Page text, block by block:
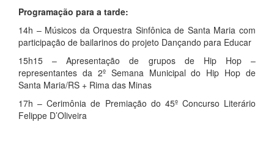
Programação para a tarde:
14h – Músicos da Orquestra Sinfônica de Santa Maria com
participação de bailarinos do projeto Dançando para Educar
15h15 – Apresentação de grupos de Hip Hop –
representantes da 2º Semana Municipal do Hip Hop de
Santa Maria/RS + Rima das Minas
17h – Cerimônia de Premiação do 45º Concurso Literário
Felippe D’Oliveira